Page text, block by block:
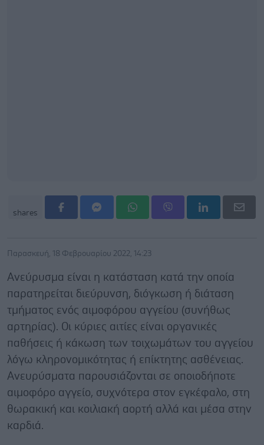
shares
Παρασκευή, 18 Φεβρουαρίου 2022, 14:23
Ανεύρυσμα είναι η κατάσταση κατά την οποία
παρατηρείται διεύρυνση, διόγκωση ή διάταση
τμήματος ενός αιμοφόρου αγγείου (συνήθως
αρτηρίας). Οι κύριες αιτίες είναι οργανικές
παθήσεις ή κάκωση των τοιχωμάτων του αγγείου
λόγω κληρονομικότητας ή επίκτητης ασθένειας.
Ανευρύσματα παρουσιάζονται σε οποιοδήποτε
αιμοφόρο αγγείο, συχνότερα στον εγκέφαλο, στη
θωρακική και κοιλιακή αορτή αλλά και μέσα στην
καρδιά.